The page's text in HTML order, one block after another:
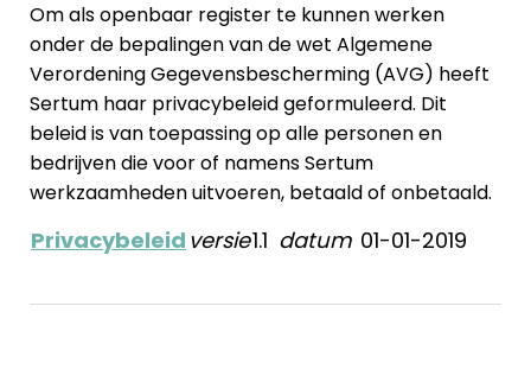
Om als openbaar register te kunnen werken
onder de bepalingen van de wet Algemene
Verordening Gegevensbescherming (AVG) heeft
Sertum haar privacybeleid geformuleerd. Dit
beleid is van toepassing op alle personen en
bedrijven die voor of namens Sertum
werkzaamheden uitvoeren, betaald of onbetaald.
Privacybeleid versie1.1 datum 01-01-2019